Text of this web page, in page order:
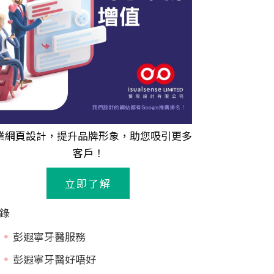
網頁設計 ，提升品牌形象，助您吸引更多
客戶！
立即了解
彭遐寧牙醫服務
彭遐寧牙醫好唔好